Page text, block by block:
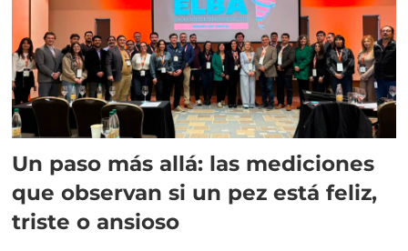
Un paso más allá: las mediciones
que observan si un pez está feliz,
triste o ansioso